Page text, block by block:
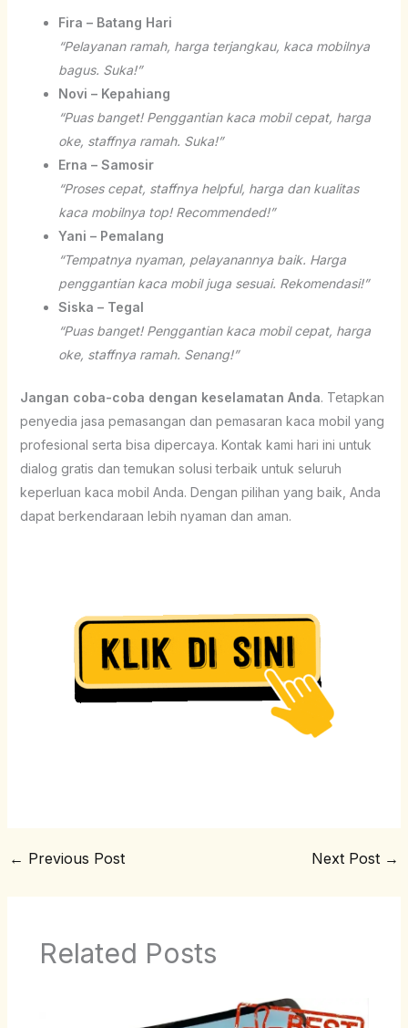
Fira – Batang Hari
“Pelayanan ramah, harga terjangkau, kaca mobilnya
bagus. Suka!”
Novi – Kepahiang
“Puas banget! Penggantian kaca mobil cepat, harga
oke, staffnya ramah. Suka!”
Erna – Samosir
“Proses cepat, staffnya helpful, harga dan kualitas
kaca mobilnya top! Recommended!”
Yani – Pemalang
“Tempatnya nyaman, pelayanannya baik. Harga
penggantian kaca mobil juga sesuai. Rekomendasi!”
Siska – Tegal
“Puas banget! Penggantian kaca mobil cepat, harga
oke, staffnya ramah. Senang!”
Jangan coba-coba dengan keselamatan Anda. Tetapkan
penyedia jasa pemasangan dan pemasaran kaca mobil yang
profesional serta bisa dipercaya. Kontak kami hari ini untuk
dialog gratis dan temukan solusi terbaik untuk seluruh
keperluan kaca mobil Anda. Dengan pilihan yang baik, Anda
dapat berkendaraan lebih nyaman dan aman.
← Previous Post Next Post →
Related Posts